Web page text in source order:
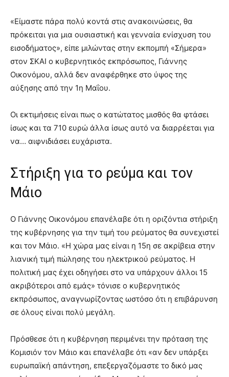
«Είμαστε πάρα πολύ κοντά στις ανακοινώσεις, θα
πρόκειται για μια ουσιαστική και γενναία ενίσχυση του
εισοδήματος», είπε μιλώντας στην εκπομπή «Σήμερα»
στον ΣΚΑΙ ο κυβερνητικός εκπρόσωπος, Γιάννης
Οικονόμου, αλλά δεν αναφέρθηκε στο ύψος της
αύξησης από την 1η Μαΐου.
Οι εκτιμήσεις είναι πως ο κατώτατος μισθός θα φτάσει
ίσως και τα 710 ευρώ άλλα ίσως αυτό να διαρρέεται για
να… αιφνιδιάσει ευχάριστα.
Στήριξη για το ρεύμα και τον
Μάιο
Ο Γιάννης Οικονόμου επανέλαβε ότι η οριζόντια στήριξη
της κυβέρνησης για την τιμή του ρεύματος θα συνεχιστεί
και τον Μάιο. «Η χώρα μας είναι η 15η σε ακρίβεια στην
λιανική τιμή πώλησης του ηλεκτρικού ρεύματος. Η
πολιτική μας έχει οδηγήσει στο να υπάρχουν άλλοι 15
ακριβότεροι από εμάς» τόνισε ο κυβερνητικός
εκπρόσωπος, αναγνωρίζοντας ωστόσο ότι η επιβάρυνση
σε όλους είναι πολύ μεγάλη.
Πρόσθεσε ότι η κυβέρνηση περιμένει την πρόταση της
Κομισιόν τον Μάιο και επανέλαβε ότι «αν δεν υπάρξει
ευρωπαϊκή απάντηση, επεξεργαζόμαστε το δικό μας